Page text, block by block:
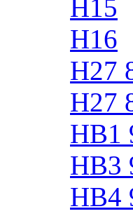
H15
H16
H27
H27
HB1
HB3
HB4